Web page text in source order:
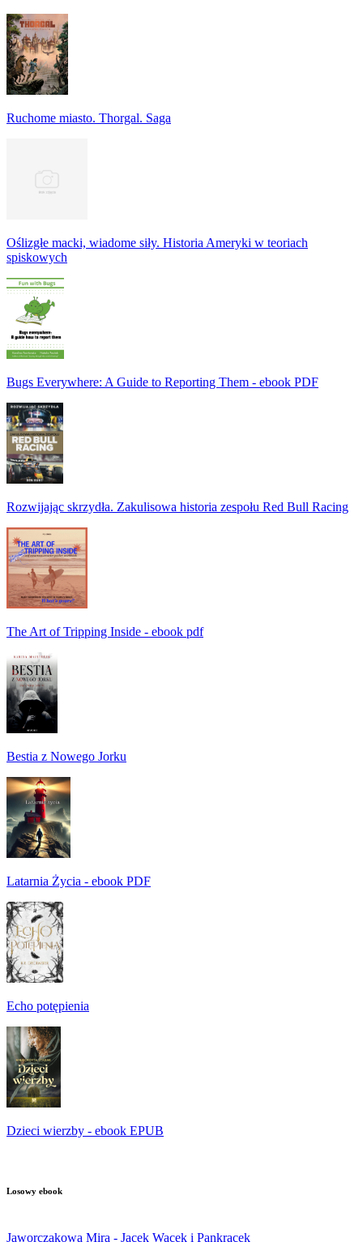
Ruchome miasto. Thorgal. Saga
Oślizgłe macki, wiadome siły. Historia Ameryki w teoriach
spiskowych
Bugs Everywhere: A Guide to Reporting Them - ebook PDF
Rozwijając skrzydła. Zakulisowa historia zespołu Red Bull Racing
The Art of Tripping Inside - ebook pdf
Bestia z Nowego Jorku
Latarnia Życia - ebook PDF
Echo potępienia
Dzieci wierzby - ebook EPUB
Losowy ebook
Jaworczakowa Mira - Jacek Wacek i Pankracek